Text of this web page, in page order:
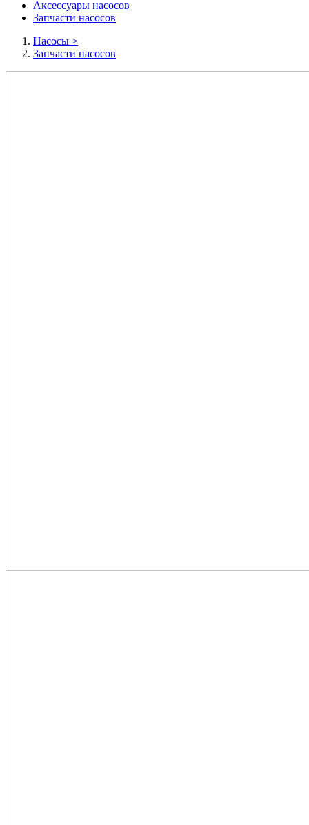
Аксессуары насосов
Запчасти насосов
Насосы >
Запчасти насосов